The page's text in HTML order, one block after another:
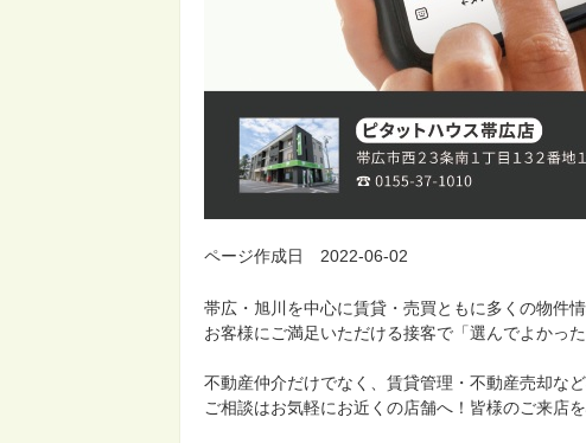
ページ作成日 2022-06-02
帯広・旭川を中心に賃貸・売買ともに多くの物件
お客様にご満足いただける接客で「選んでよかっ
不動産仲介だけでなく、賃貸管理・不動産売却な
ご相談はお気軽にお近くの店舗へ！皆様のご来店